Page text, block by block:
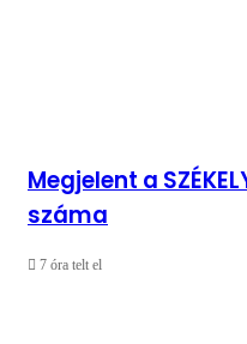
Megjelent a
száma
7 óra telt el